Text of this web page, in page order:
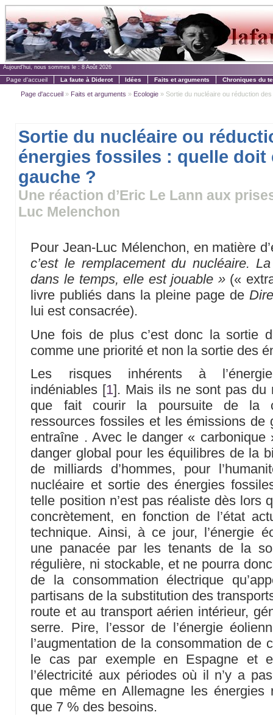
Aujourd'hui, nous sommes le : 8 Août 2026
Page d'accueil La faute à Diderot Idées Faits et arguments Chroniques du
Page d'accueil » Faits et arguments » Ecologie » Sortie du nucléaire ou réduction
Sortie du nucléaire ou
énergies fossiles : quelle doit
gauche ?
Une réaction d’Eric Le Lann aux
Luc Melenchon
Pour Jean-Luc Mélenchon, en matière
c’est le remplacement du nucléaire.
dans le temps, elle est jouable »(«
livre publiés dans la pleine page de
lui est consacrée).
Une fois de plus c’est donc la sortie
comme une priorité et non la sortie des
Les risques inhérents à
indéniables [1]. Mais ils ne sont pas du
que fait courir la poursuite de la
ressources fossiles et les émissions de
entraîne . Avec le danger «
danger global pour les équilibres de la
de milliards d’hommes, pour
nucléaire et sortie des énergies
telle position n’est pas réaliste dès lors
concrètement, en fonction de l’état
technique. Ainsi, à ce jour, l’énergie
une panacée par les tenants de la
régulière, ni stockable, et ne pourra
de la consommation électrique
partisans de la substitution des
route et au transport aérien intérieur,
serre. Pire, l’essor de l’énergie
l’augmentation de la consommation de
le cas par exemple en Espagne et
l’électricité aux périodes où il n’y a
que même en Allemagne les énergies
que 7 % des besoins.